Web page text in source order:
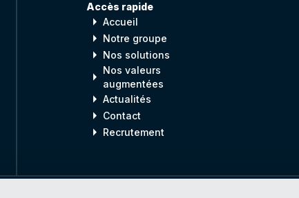
Accès rapide
arrow_right Accueil
arrow_right Notre groupe
arrow_right Nos solutions
arrow_right Nos valeurs
augmentées
arrow_right Actualités
arrow_right Contact
arrow_right Recrutement